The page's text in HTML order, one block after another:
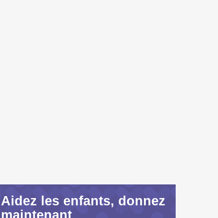
Aidez les enfants, donnez
maintenant